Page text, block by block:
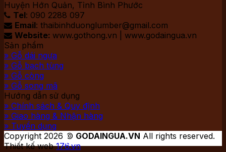
Huyện Hớn Quản, Tỉnh Bình Phước
 Tel: 090 2288 097
 Email: thaibinhduonglumber@gmail.com
 Website: www.gothong.vn | www.godaingua.vn
Sản phẩm
» Gỗ dái ngựa
» Gỗ bạch tùng
» Gỗ còng
» Gỗ song mã
Hướng dẫn sử dụng
» Chính sách & Quy định
» Giao hàng & Nhận hàng
» Tuyển dụng
Copyright 2026 © GODAINGUA.VN All rights reserved.
Thiết kế web176.vn